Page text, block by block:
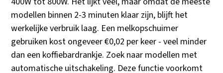
modellen binnen 2-3 minuten klaar zijn, blijft het
werkelijke verbruik laag. Een melkopschuimer
gebruiken kost ongeveer €0,02 per keer - veel minder
dan een koffiebardrankje. Zoek naar modellen met
automatische uitschakeling. Deze functie voorkomt